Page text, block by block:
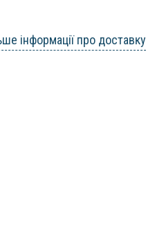
інформації про доставку